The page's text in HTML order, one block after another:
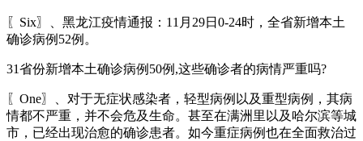
〖Six〗、黑龙江疫情通报：11月29日0-24时，全省新增本土
确诊病例52例。
31省份新增本土确诊病例50例,这些确诊者的病情严重吗?
〖One〗、对于无症状感染者，轻型病例以及重型病例，其病
情都不严重，并不会危及生命。甚至在满洲里以及哈尔滨等城
市，已经出现治愈的确诊患者。如今重症病例也在全面救治过